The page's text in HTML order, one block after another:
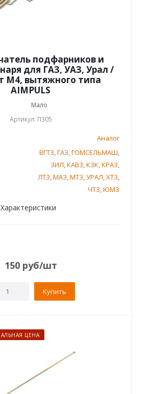
подфарников и
для ГАЗ, УАЗ, Урал /
М4, вытяжного типа
AIMPULS
Мало
Артикул: П305
Аналог
ВГТЗ,ГАЗ,ГОМСЕЛЬМАШ,
ЗИЛ,КАВЗ,КЗК,КРАЗ,
ЛТЗ,МАЗ,МТЗ,УРАЛ,ХТЗ,
ЧТЗ,ЮМЗ
Характеристики
150 руб/шт
Купить
ЦЕНА